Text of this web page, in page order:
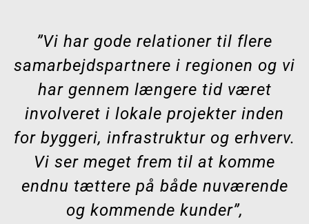
”Vi har gode relationer til flere
samarbejdspartnere i regionen og vi
har gennem længere tid været
involveret i lokale projekter inden
for byggeri, infrastruktur og erhverv.
Vi ser meget frem til at komme
endnu tættere på både nuværende
og kommende kunder”,